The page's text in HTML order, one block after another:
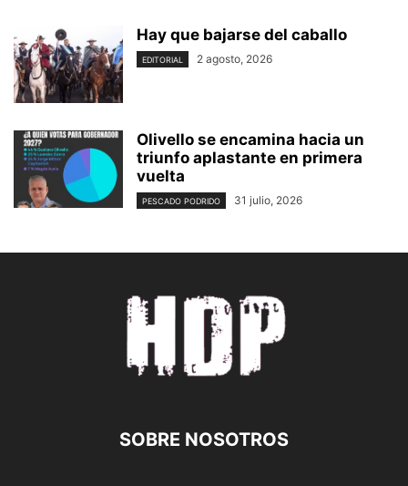
Hay que bajarse del caballo
EDITORIAL 2 agosto, 2026
Olivello se encamina hacia un
triunfo aplastante en primera
vuelta
PESCADO PODRIDO 31 julio, 2026
SOBRE NOSOTROS